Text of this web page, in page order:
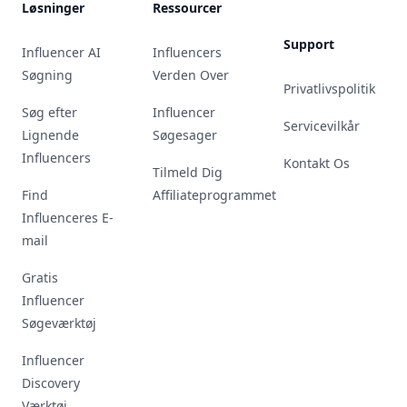
Løsninger
Influencer AI
Søgning
Søg efter
Lignende
Influencers
Find
Influenceres E-
mail
Gratis
Influencer
Søgeværktøj
Influencer
Discovery
Ressourcer
Influencers
Verden Over
Influencer
Søgesager
Tilmeld Dig
Affiliateprogrammet
Support
Privatlivspolitik
Servicevilkår
Kontakt Os